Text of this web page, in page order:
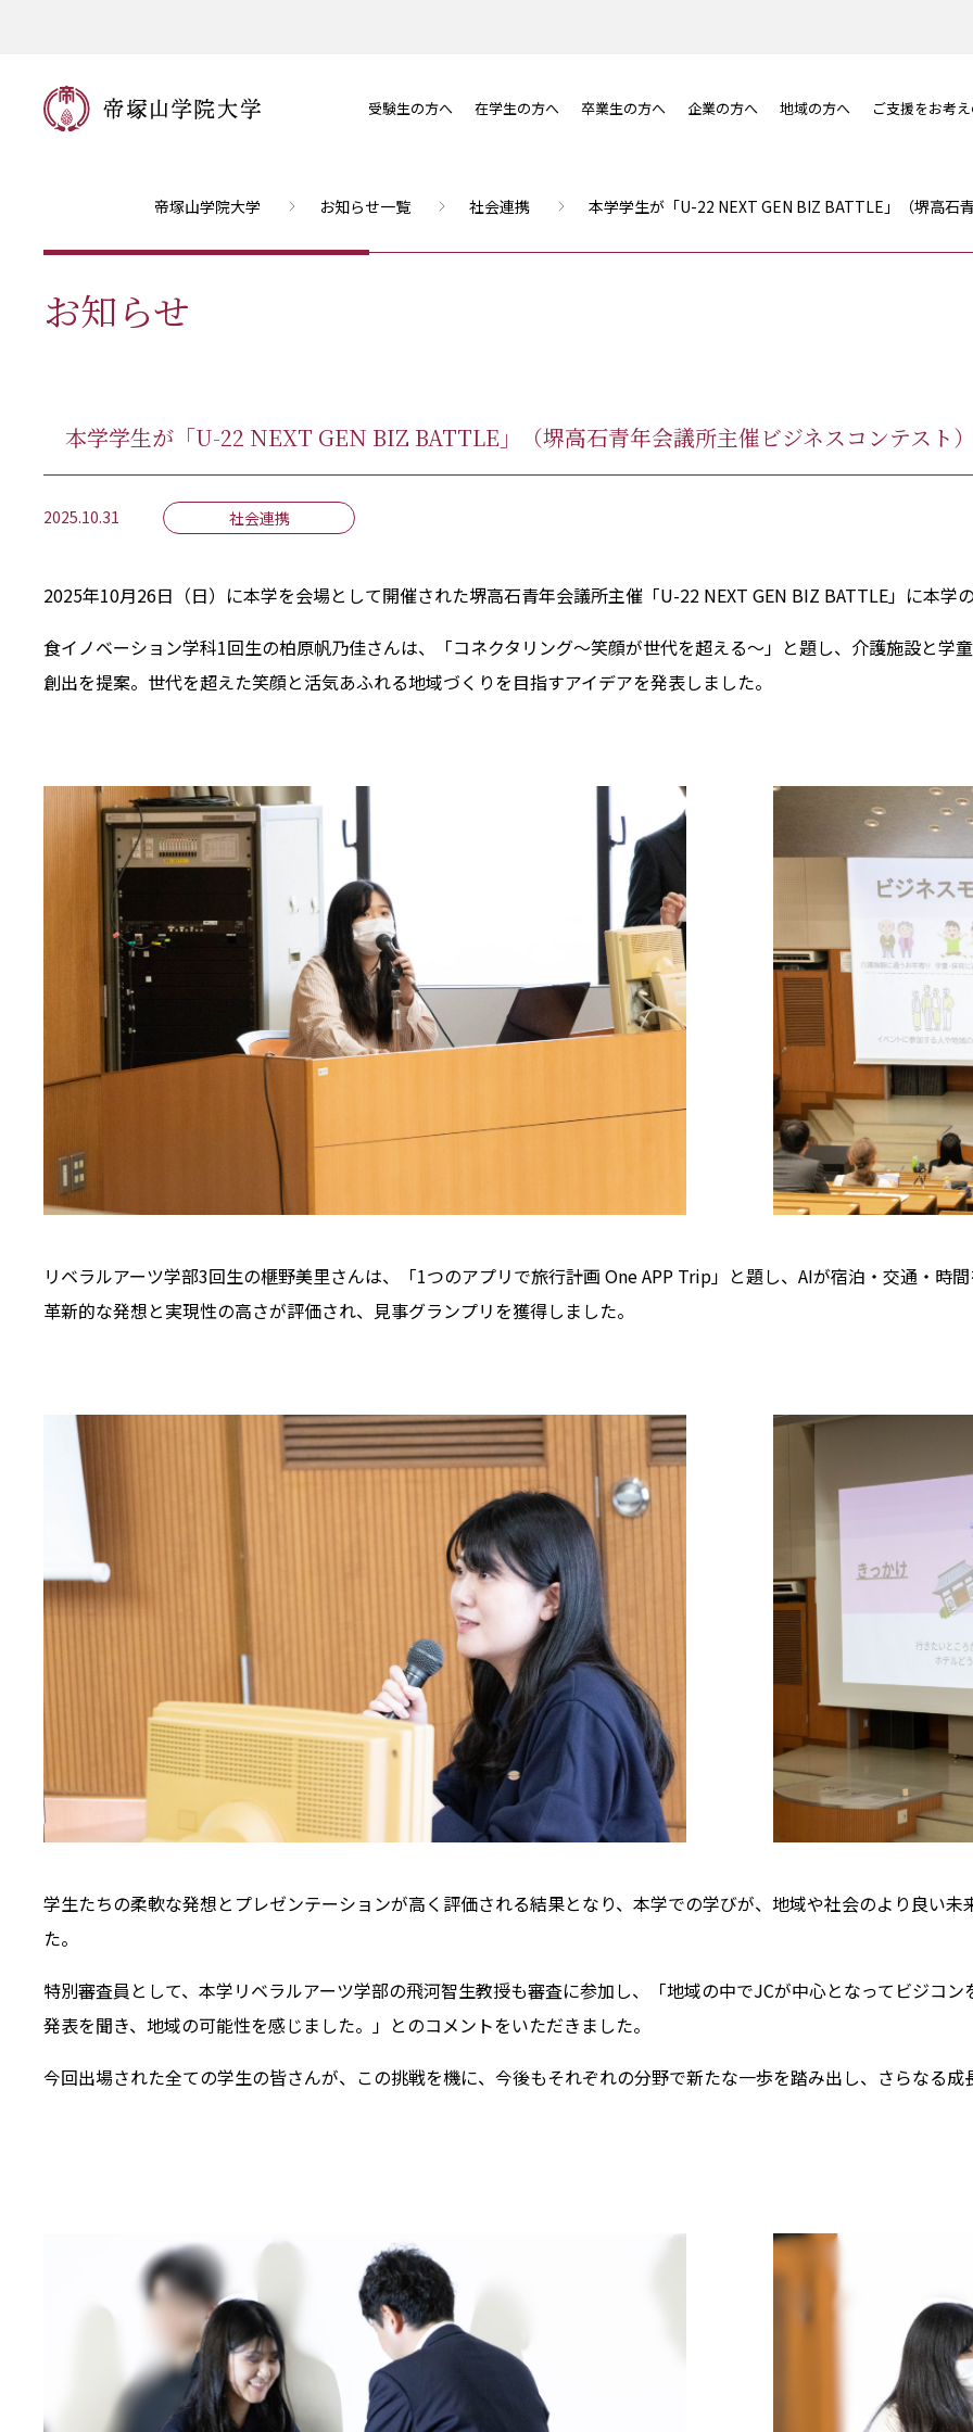
受験生の方へ 在学生の方へ 卒業生の方へ 企業の方へ 地域の方へ ご支援をお考
帝塚山学院大学 お知らせ一覧 社会連携 本学学生が「U-22 NEXT GEN BIZ BATTLE」（堺高石
お知らせ
本学学生が「U-22 NEXT GEN BIZ BATTLE」（堺高石青年会議所主催ビジネスコンテスト
2025.10.31 社会連携
2025年10月26日（日）に本学を会場として開催された堺高石青年会議所主催「U-22 NEXT GEN BIZ BATTLE」に本学
食イノベーション学科1回生の柏原帆乃佳さんは、「コネクタリング～笑顔が世代を超える～」と題し、介護施設と学
創出を提案。世代を超えた笑顔と活気あふれる地域づくりを目指すアイデアを発表しました。
リベラルアーツ学部3回生の榧野美里さんは、「1つのアプリで旅行計画 One APP Trip」と題し、AIが宿泊・交通・時
革新的な発想と実現性の高さが評価され、見事グランプリを獲得しました。
学生たちの柔軟な発想とプレゼンテーションが高く評価される結果となり、本学での学びが、地域や社会のより良い
た。
特別審査員として、本学リベラルアーツ学部の飛河智生教授も審査に参加し、「地域の中でJCが中心となってビジコ
発表を聞き、地域の可能性を感じました。」とのコメントをいただきました。
今回出場された全ての学生の皆さんが、この挑戦を機に、今後もそれぞれの分野で新たな一歩を踏み出し、さらなる